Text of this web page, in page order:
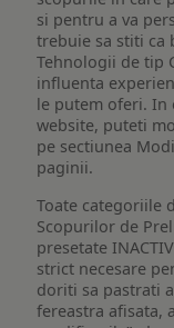
si pentru a va
trebuie sa stiti ca
Tehnologii de tip
influenta
le putem oferi. In
website, puteti
pe sectiunea
paginii.
Toate categoriile
Scopurilor de
presetate
strict necesare
doriti sa pastrati
fereastra afisata,